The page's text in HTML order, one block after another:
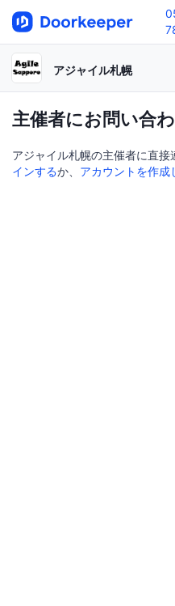
アジャイル札幌
主催者にお問い合
アジャイル札幌の主催者に直
インするか、 アカウントを作成